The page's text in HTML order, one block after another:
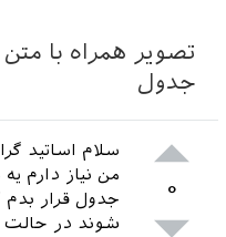
تصویر همراه با
جدول
۰
سلام اساتید
من نیاز دارم
جدول قرار